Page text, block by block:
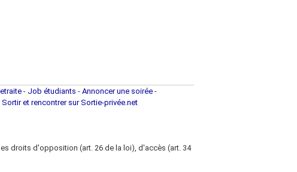
- Job étudiants - Annoncer une soirée -
Sortir et rencontrer sur Sortie-privée.net
droits d'opposition (art. 26 de la loi), d'accès (art. 34